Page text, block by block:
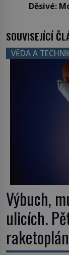
Děsivé:
SOUVISEJÍCÍ
VĚDA A
Výbuch,
ulicích.